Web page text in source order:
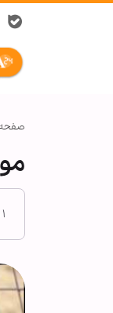
۱ مهر ۱۳۹۳ - ۰۷:۵۹